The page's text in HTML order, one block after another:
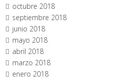
octubre 2018
septiembre 2018
junio 2018
mayo 2018
abril 2018
marzo 2018
enero 2018